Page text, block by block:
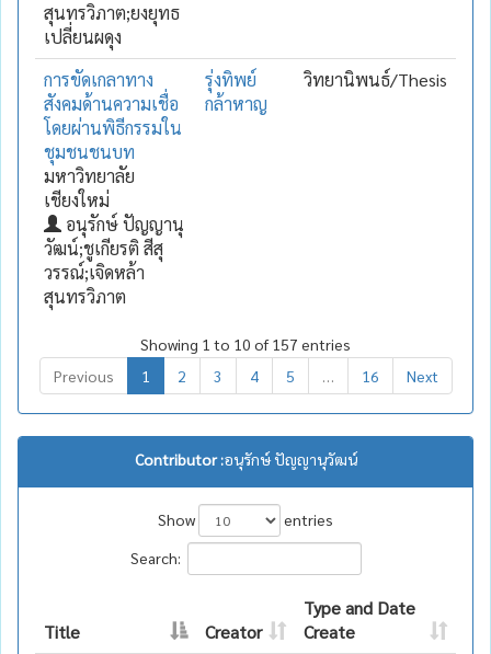
สุนทรวิภาต;ยงยุทธ
เปลี่ยนผดุง
การขัดเกลาทาง
สังคมด้านความเชื่อ
โดยผ่านพิธีกรรมใน
ชุมชนชนบท
มหาวิทยาลัย
เชียงใหม่
อนุรักษ์ ปัญญานุ
วัฒน์;ชูเกียรติ สีสุ
วรรณ์;เจิดหล้า
สุนทรวิภาต
รุ่งทิพย์
กล้าหาญ
วิทยานิพนธ์/Thesis
Showing 1 to 10 of 157 entries
Previous
1 2 3 4 5 16 Next
Contributor :อนุรักษ์ ปัญญานุวัฒน์
Show
entries
Search:
Title Creator
Type and Date
Create